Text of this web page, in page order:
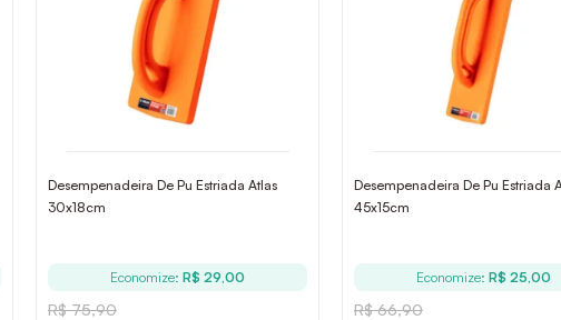
Desempenadeira De Pu Estriada Atlas
30x18cm
Economize: R$ 29,00
R$ 75,90
Desempenadeira De Pu Estriada
45x15cm
Economize: R$ 25,00
R$ 66,90